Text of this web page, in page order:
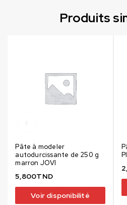
Produits
Pâte à modeler
autodurcissante de 250 g
marron JOVI
5,800TND
Voir disponibilité